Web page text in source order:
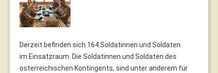
Derzeit befinden sich 164 Soldatinnen und Soldaten
im Einsatzraum. Die Soldatinnen und Soldaten des
österreichischen Kontingents, sind unter anderem für